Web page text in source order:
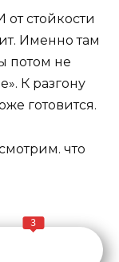
стойкости
Именно там
потом не
К разгону
готовится.
что
3